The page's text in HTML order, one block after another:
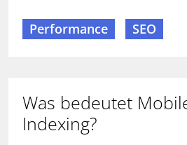
Performance SEO
Was bedeutet
Indexing?